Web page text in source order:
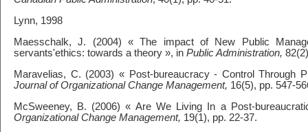
Lynn, 1998
Maesschalk, J. (2004) « The impact of New Public
servants'ethics: towards a theory », in Public Administration,
Maravelias, C. (2003) « Post-bureaucracy - Control Through
Journal of Organizational Change Management, 16(5), pp. 547-
McSweeney, B. (2006) « Are We Living In a Post-
Organizational Change Management, 19(1), pp. 22-37.